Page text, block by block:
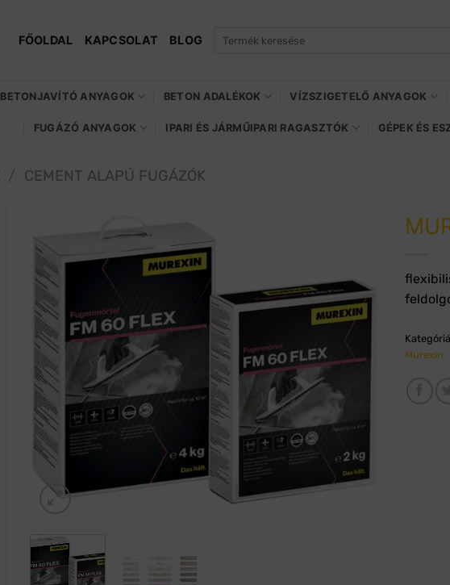
FŐOLDAL KAPCSOLAT BLOG
BETONJAVÍTÓ ANYAGOK BETON ADALÉKOK VÍZSZIGETELŐ ANYAGOK
FUGÁZÓ ANYAGOK IPARI ÉS JÁRMŰIPARI RAGASZTÓK GÉPEK ÉS
CEMENT ALAPÚ FUGÁZÓK
Murexin